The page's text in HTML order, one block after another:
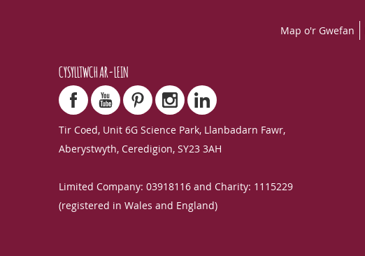
Map o'r Gwefan
CYSYLLTWCH AR-LEIN
Tir Coed, Unit 6G Science Park, Llanbadarn Fawr,
Aberystwyth, Ceredigion, SY23 3AH
Limited Company: 03918116 and Charity: 1115229
(registered in Wales and England)